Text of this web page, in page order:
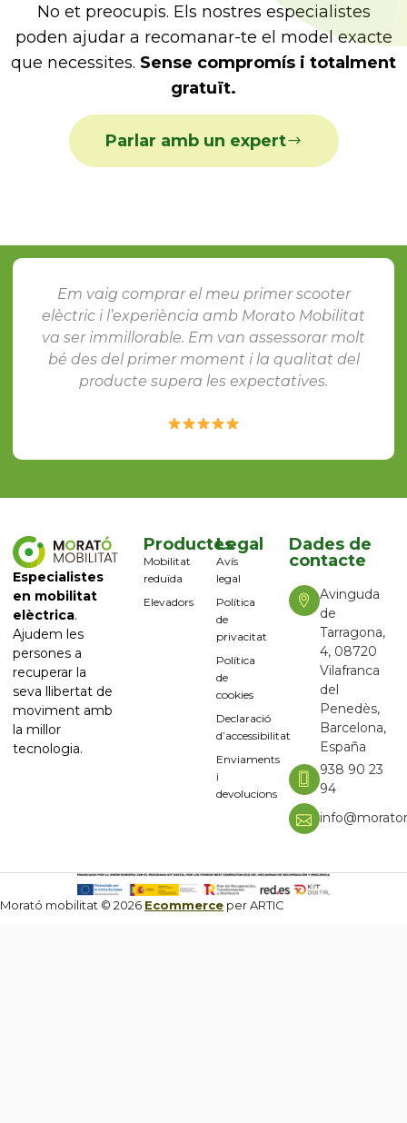
No et preocupis. Els nostres especialistes
poden ajudar a recomanar-te el model exacte
que necessites. Sense compromís i totalment
gratuït.
Parlar amb un expert
Gran qualitat i encara millor atenció. A
Morato Mobilitat es nota que entenen de
mobilitat elèctrica i que es preocupen pel
client. Tot el procés va ser fàcil i ràpid.
Especialistes
en mobilitat
elèctrica.
Ajudem les
persones a
recuperar la
seva llibertat de
moviment amb
la millor
tecnologia.
Productes
Mobilitat
reduïda
Elevadors
Legal
Avís
legal
Política
de
privacitat
Política
de
cookies
Declaració
d’accessibilitat
Enviaments
i
devolucions
Dades de
contacte
Avinguda
de
Tarragona,
4, 08720
Vilafranca
del
Penedès,
Barcelona,
España
938 90 23
94
Morató mobilitat © 2026 Ecommerce per ARTIC